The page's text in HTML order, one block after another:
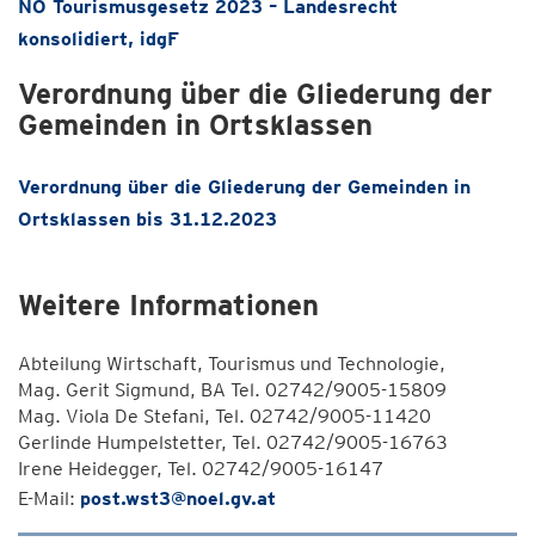
NÖ Tourismusgesetz 2023 – Landesrecht
konsolidiert, idgF
Verordnung über die Gliederung der
Gemeinden in Ortsklassen
Verordnung über die Gliederung der Gemeinden in
Ortsklassen bis 31.12.2023
Weitere Informationen
Abteilung Wirtschaft, Tourismus und Technologie,
Mag. Gerit Sigmund, BA Tel. 02742/9005-15809
Mag. Viola De Stefani, Tel. 02742/9005-11420
Gerlinde Humpelstetter, Tel. 02742/9005-16763
Irene Heidegger, Tel. 02742/9005-16147
E-Mail: post.wst3@noel.gv.at